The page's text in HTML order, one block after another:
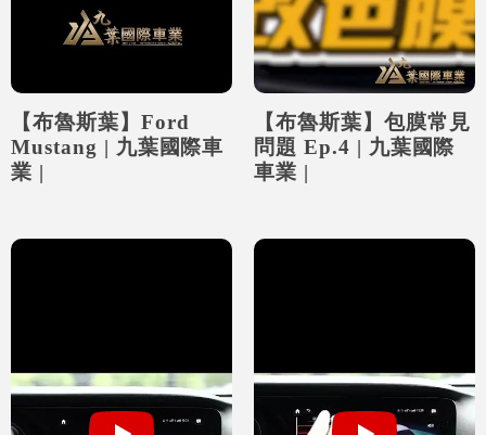
【布魯斯葉】Ford
Mustang | 九葉國際車
業 |
【布魯斯葉】包膜常見
問題 Ep.4 | 九葉國際
車業 |